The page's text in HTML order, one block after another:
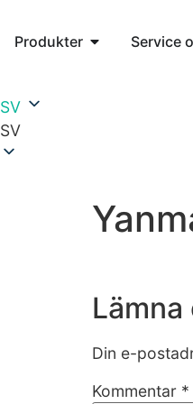
Produkter Service
SV
SV
Din e-
Kommentar *